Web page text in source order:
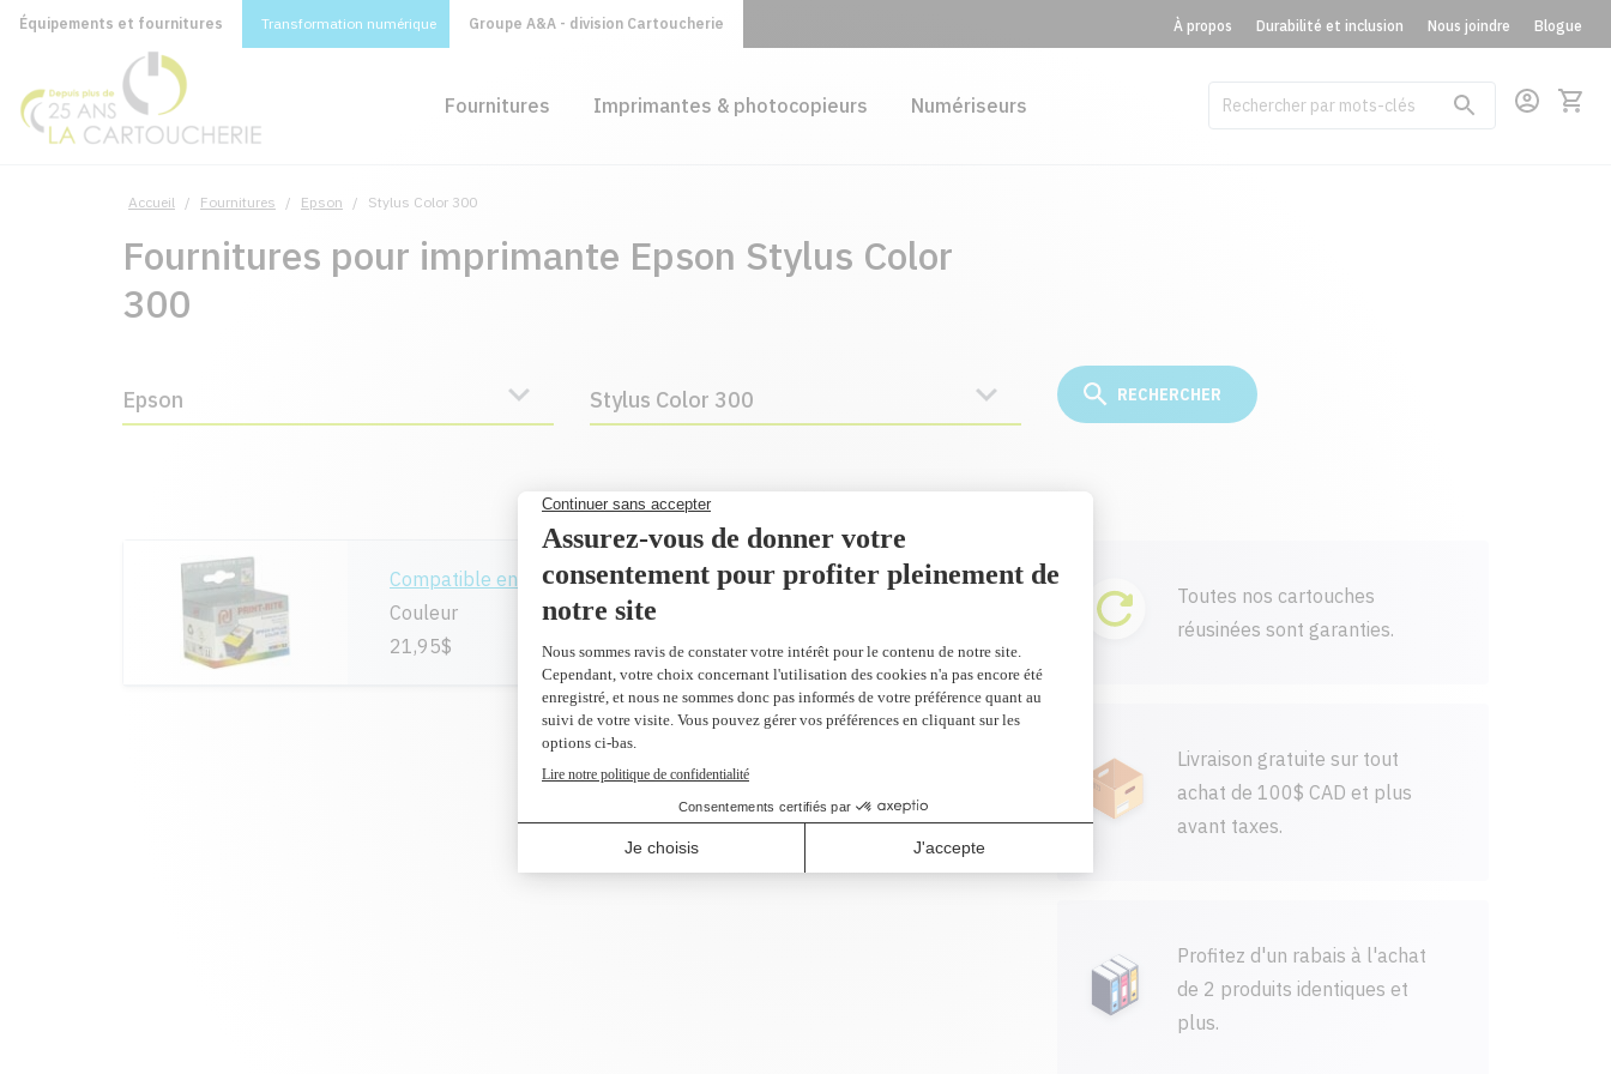
Équipements et fournitures Transformation numérique Groupe A&A - division Cartoucherie À propos Durabilité et inclusion Nous joindre Blogue
Fournitures Imprimantes & photocopieurs Numériseurs
Accueil / Fournitures / Epson / Stylus Color 300
Fournitures pour imprimante Epson Stylus Color
300
Epson Stylus Color 300
Compatible en remplacement du E54
Couleur
21,95$
Toutes nos cartouches
réusinées sont garanties.
Livraison gratuite sur tout
achat de 100$ CAD et plus
avant taxes.
Profitez d'un rabais à l'achat
de 2 produits identiques et
plus.